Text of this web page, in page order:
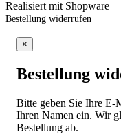
Realisiert mit Shopware
Bestellung widerrufen
×
Bestellung
Bitte geben Sie Ihre E-
Ihren Namen ein. Wir
Bestellung ab.